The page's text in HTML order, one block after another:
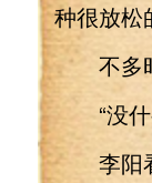
种很放松
不多
“没什
李阳看